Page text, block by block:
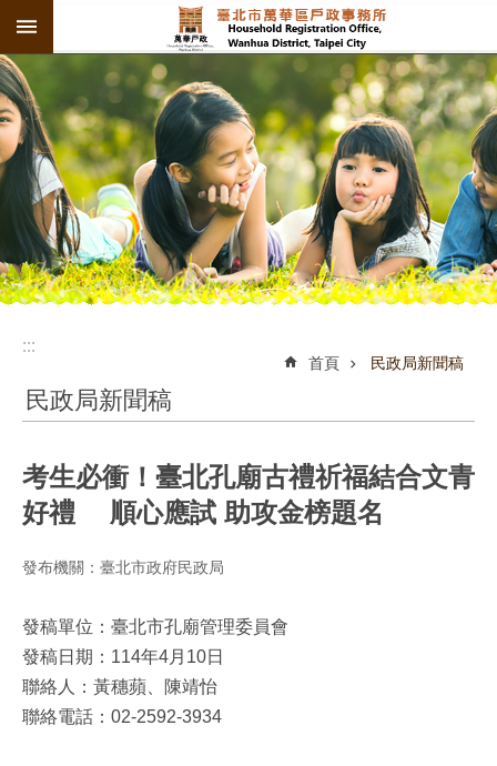
跳到主要內容區塊
:::
:::
首頁 民政局新聞稿
民政局新聞稿
考生必衝！臺北孔廟古禮祈福結合文青
好禮 順心應試 助攻金榜題名
發布機關：臺北市政府民政局
發稿單位：臺北市孔廟管理委員會
發稿日期：114年4月10日
聯絡人：黃穗蘋、陳靖怡
聯絡電話：02-2592-3934